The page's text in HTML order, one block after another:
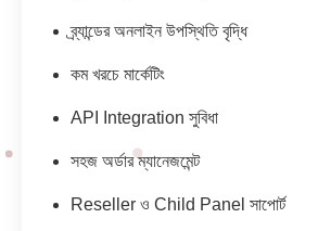
ব্র্যান্ডের অনলাইন উপস্থিতি বৃদ্ধি
কম খরচে মার্কেটিং
API Integration সুবিধা
সহজ অর্ডার ম্যানেজমেন্ট
Reseller ও Child Panel সাপোর্ট